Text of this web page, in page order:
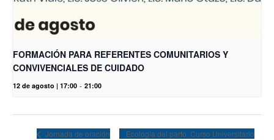
FORMACIÓN PARA REFERENTES COMUNITARIOS Y
CONVIVENCIALES DE CUIDADO
12 de agosto | 17:00 - 21:00
Jornada de oración
Ecologia del parto. Curso Universitario